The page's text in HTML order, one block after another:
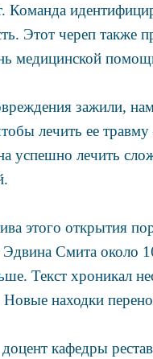
Этот череп также
медицинской
зажили,
лечить ее
успешно лечить
этого открытия
Смита около
Текст хроникал
находки
кафедры